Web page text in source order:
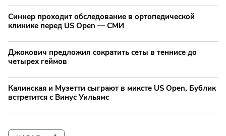
Синнер проходит обследование в ортопедической
клинике перед US Open — СМИ
Джокович предложил сократить сеты в теннисе до
четырех геймов
Калинская и Музетти сыграют в миксте US Open, Бублик
встретится с Винус Уильямс